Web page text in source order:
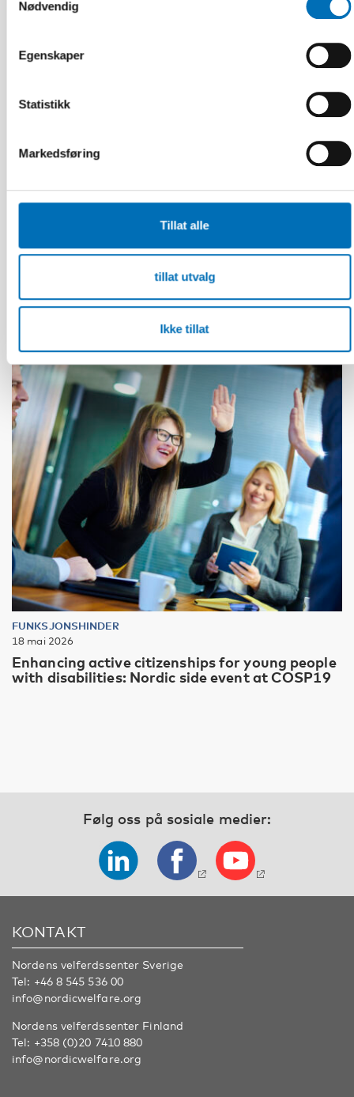
Nødvendig
Egenskaper
Statistikk
Markedsføring
Tillat alle
tillat utvalg
Ikke tillat
FUNKSJONSHINDER
Unga med funktionsnedsättning efterlyser
tydligare information om fri rörlighet
FUNKSJONSHINDER
18 mai 2026
Enhancing active citizenships for young people
with disabilities: Nordic side event at COSP19
Følg oss på sosiale medier:
KONTAKT
Nordens velferdssenter Sverige
Tel: +46 8 545 536 00
info@nordicwelfare.org
Nordens velferdssenter Finland
Tel: +358 (0)20 7410 880
info@nordicwelfare.org